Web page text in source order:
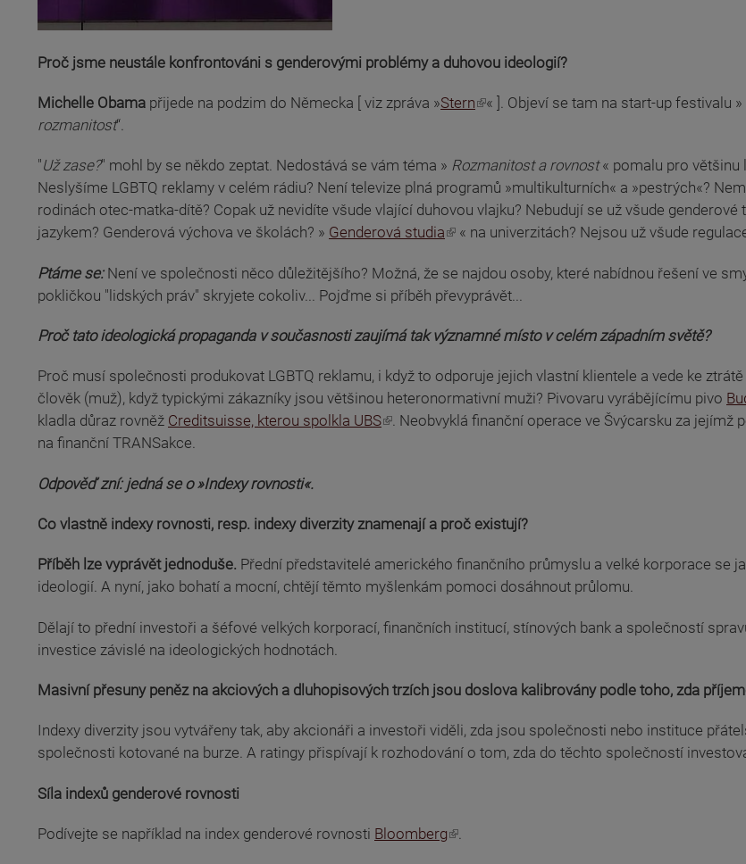
Proč jsme neustále konfrontováni s genderovými problémy a duhovou ideologií?
Michelle Obama přijede na podzim do Německa [ viz zpráva »Stern
(odkaz je externí) « ]. Objeví se tam na start-up festivalu
rozmanitost“.
"Už zase?" mohl by se někdo zeptat. Nedostává se vám téma » Rozmanitost a rovnost« pomalu pro většinu
Neslyšíme LGBTQ reklamy v celém rádiu? Není televize plná programů »multikulturních« a »pestrých«?
rodinách otec-matka-dítě? Copak už nevidíte všude vlající duhovou vlajku? Nebudují se už všude
jazykem? Genderová výchova ve školách? » Genderová studia
(odkaz je externí) « na univerzitách? Nejsou už všude
Ptáme se:Není ve společnosti něco důležitějšího? Možná, že se najdou osoby, které nabídnou řešení ve
pokličkou "lidských práv" skryjete cokoliv... Pojďme si příběh převyprávět...
Proč tato ideologická propaganda v současnosti zaujímá tak významné místo v celém západním světě?
Proč musí společnosti produkovat LGBTQ reklamu, i když to odporuje jejich vlastní klientele a vede ke
člověk (muž), když typickými zákazníky jsou většinou heteronormativní muži? Pivovaru vyrábějícímu pivo
(odkaz je externí)
kladla důraz rovněž Creditsuisse, kterou spolkla UBS
(odkaz je externí)
. Neobvyklá finanční operace ve Švýcarsku za jejímž
na finanční TRANSakce.
Odpověď zní: jedná se o »Indexy rovnosti«.
Co vlastně indexy rovnosti, resp. indexy diverzity znamenají a proč existují?
Příběh lze vyprávět jednoduše. Přední představitelé amerického finančního průmyslu a velké korporace se
ideologií. A nyní, jako bohatí a mocní, chtějí těmto myšlenkám pomoci dosáhnout průlomu.
Dělají to přední investoři a šéfové velkých korporací, finančních institucí, stínových bank a společností
investice závislé na ideologických hodnotách.
Masivní přesuny peněz na akciových a dluhopisových trzích jsou doslova kalibrovány podle toho, zda
Indexy diverzity jsou vytvářeny tak, aby akcionáři a investoři viděli, zda jsou společnosti nebo instituce
společnosti kotované na burze. A ratingy přispívají k rozhodování o tom, zda do těchto společností
Síla indexů genderové rovnosti
Podívejte se například na index genderové rovnosti Bloomberg
(odkaz je externí) .